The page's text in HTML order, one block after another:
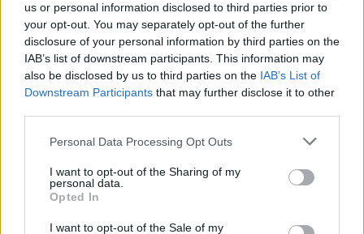
us or personal information disclosed to third parties prior to
your opt-out. You may separately opt-out of the further
disclosure of your personal information by third parties on the
IAB’s list of downstream participants. This information may
also be disclosed by us to third parties on the IAB’s List of
Downstream Participants that may further disclose it to other
Please note that this website/app uses one or more Google
not limited to your visit or usage behaviour. You may click to
grant or deny consent to Google and its third-party tags to
use your data for below specified purposes in below Google
consent section.
Personal Data Processing Opt Outs
I want to opt-out of the Sharing of my
personal data.
Opted In
I want to opt-out of the Sale of my
«Έλεγε να μην ρωτούν για τον πατέρα του»:
Τι αποκαλύπτει στον FLASH συγγενής του
55χρονου ξενοδόχου
05.08.2026